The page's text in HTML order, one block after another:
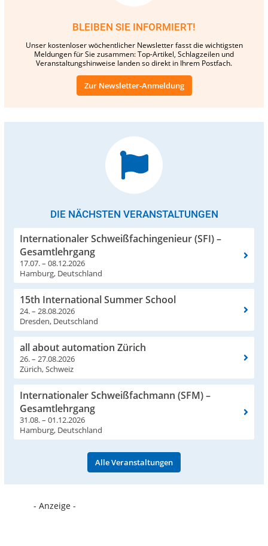
BLEIBEN SIE INFORMIERT!
Unser kostenloser wöchentlicher Newsletter fasst die wichtigsten
Meldungen für Sie zusammen: Top-Artikel, Schlagzeilen und
Veranstaltungshinweise landen so direkt in Ihrem Postfach.
Zur Newsletter-Anmeldung
DIE NÄCHSTEN VERANSTALTUNGEN
Internationaler Schweißfachingenieur (SFI) –
Gesamtlehrgang
17.07. – 08.12.2026
Hamburg, Deutschland
15th International Summer School
24. – 28.08.2026
Dresden, Deutschland
all about automation Zürich
26. – 27.08.2026
Zürich, Schweiz
Internationaler Schweißfachmann (SFM) –
Gesamtlehrgang
31.08. – 01.12.2026
Hamburg, Deutschland
Alle Veranstaltungen
- Anzeige -